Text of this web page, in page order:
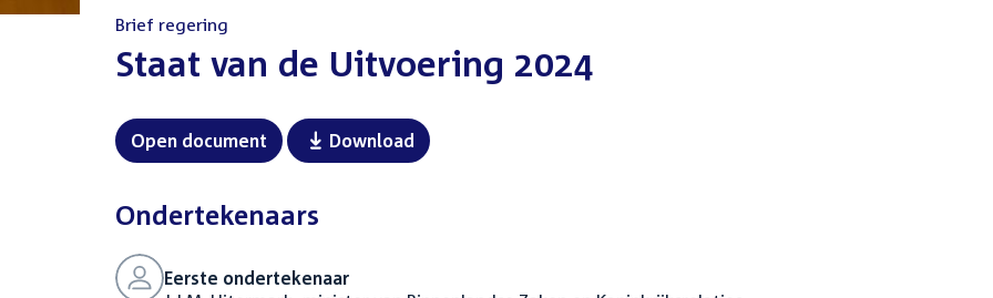
Brief regering
:Staat van de Uitvoering 2024
Open document Download
Ondertekenaars
Eerste ondertekenaar